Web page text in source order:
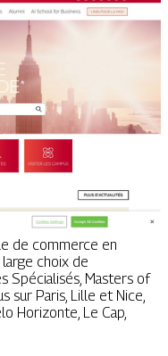
de commerce en
choix de
Spécialisés, Masters of
sur Paris, Lille et Nice,
Horizonte, Le Cap,